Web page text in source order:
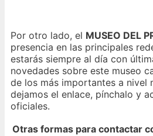
Por otro lado, el MUSEO DEL
presencia en las principales
estarás siempre al día con
novedades sobre este museo
de los más importantes a nivel
dejamos el enlace, pínchalo y
oficiales.
Otras formas para contactar